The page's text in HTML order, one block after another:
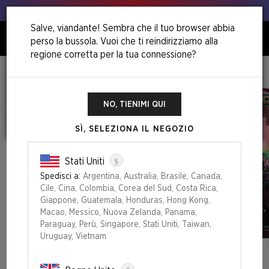
Salve, viandante! Sembra che il tuo browser abbia
perso la bussola. Vuoi che ti reindirizziamo alla
regione corretta per la tua connessione?
NO, TIENIMI QUI
SÌ, SELEZIONA IL NEGOZIO
Stati Uniti $
Spedisci a: Argentina, Australia, Brasile, Canada,
Cile, Cina, Colombia, Corea del Sud, Costa Rica,
Giappone, Guatemala, Honduras, Hong Kong,
Macao, Messico, Nuova Zelanda, Panama,
Paraguay, Perù, Singapore, Stati Uniti, Taiwan,
Uruguay, Vietnam